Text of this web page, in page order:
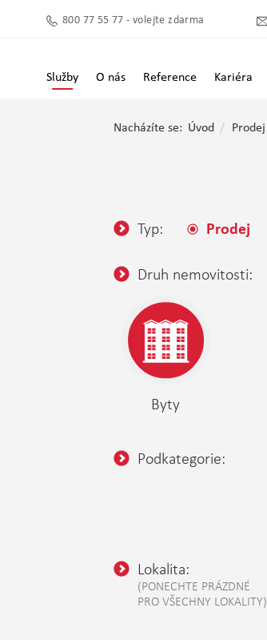
800 77 55 77 - volejte zdarma
Služby O nás Reference Kariéra
Nacházíte se: Úvod Prodej
Typ: Prodej
Druh nemovitosti:
Byty
Podkategorie:
Lokalita:
(PONECHTE PRÁZDNÉ
PRO VŠECHNY LOKALITY)